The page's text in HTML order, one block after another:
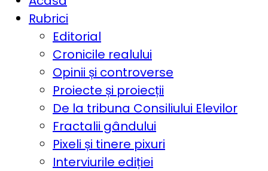
Rubrici
Editorial
Cronicile realului
Opinii și controverse
Proiecte și proiecții
De la tribuna Consiliului Elevilor
Fractalii gândului
Pixeli și tinere pixuri
Interviurile ediției